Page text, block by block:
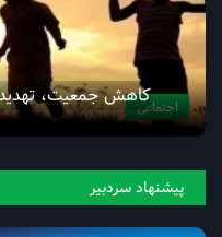
اجتماعیکاهش جمعیت،
پیشنهاد سردبیر